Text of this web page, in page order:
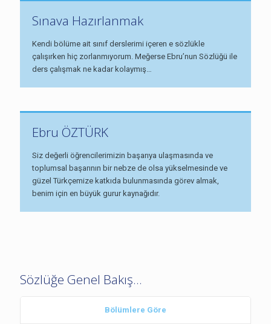
Sınava Hazırlanmak
Kendi bölüme ait sınıf derslerimi içeren e sözlükle
çalışırken hiç zorlanmıyorum. Meğerse Ebru’nun Sözlüğü ile
ders çalışmak ne kadar kolaymış…
Ebru ÖZTÜRK
Siz değerli öğrencilerimizin başarıya ulaşmasında ve
toplumsal başarının bir nebze de olsa yükselmesinde ve
güzel Türkçemize katkıda bulunmasında görev almak,
benim için en büyük gurur kaynağıdır.
Sözlüğe Genel Bakış...
Bölümlere Göre